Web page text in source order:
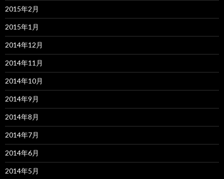
2015年2月
2015年1月
2014年12月
2014年11月
2014年10月
2014年9月
2014年8月
2014年7月
2014年6月
2014年5月